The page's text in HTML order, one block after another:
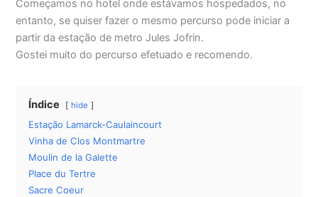
Começamos no hotel onde estávamos hospedados, no
entanto, se quiser fazer o mesmo percurso pode iniciar a
partir da estação de metro Jules Jofrin.
Gostei muito do percurso efetuado e recomendo.
Índice hide
Estação Lamarck-Caulaincourt
Vinha de Clos Montmartre
Moulin de la Galette
Place du Tertre
Sacre Coeur